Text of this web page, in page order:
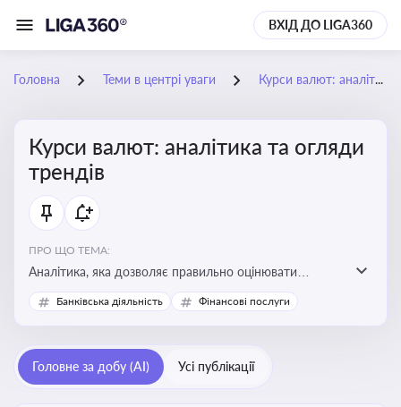
ВХІД ДО LIGA360
Головна Теми в центрі уваги Курси валют: аналітика та огляди трендів
Курси валют: аналітика та огляди
трендів
ПРО ЩО ТЕМА:
Аналітика, яка дозволяє правильно оцінювати
фінансові ризики та планувати витрати. Зміни в
курсах валют можуть вплинути на собівартість
Банківська діяльність Фінансові послуги
Головне за добу (AI) Усі публікації